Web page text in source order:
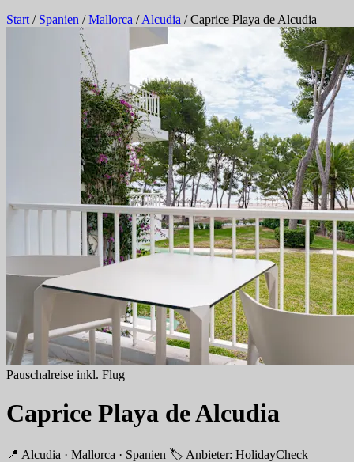
Start / Spanien /Mallorca /Alcudia /Caprice Playa de Alcudia
Pauschalreise inkl. Flug
Caprice Playa de Alcudia
📍 Alcudia · Mallorca · Spanien 🏷 Anbieter: HolidayCheck